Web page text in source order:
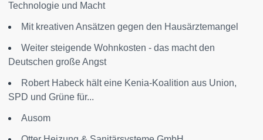
Technologie und Macht
Mit kreativen Ansätzen gegen den Hausärztemangel
Weiter steigende Wohnkosten - das macht den
Deutschen große Angst
Robert Habeck hält eine Kenia-Koalition aus Union,
SPD und Grüne für...
Ausom